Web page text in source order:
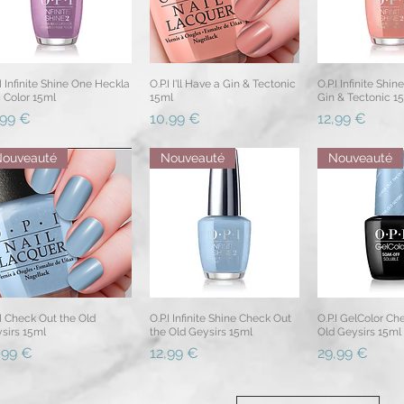
Aperçu rapide
Infinite Shine One Heckla
Color 15ml
€
Aperçu rapide
O.P.I I'll Have a Gin & Tectonic
15ml
Prix
10,99 €
Aperçu
O.P.I Infinite
Gin & Tectonic
Prix
12,99 €
Aperçu rapide
Check Out the Old
15ml
€
Aperçu rapide
Nouveauté
O.P.I Infinite Shine Check Out
the Old Geysirs 15ml
Prix
12,99 €
Aperçu
Nouveauté
O.P.I GelColor
Old Geysirs 15ml
Prix
29,99 €